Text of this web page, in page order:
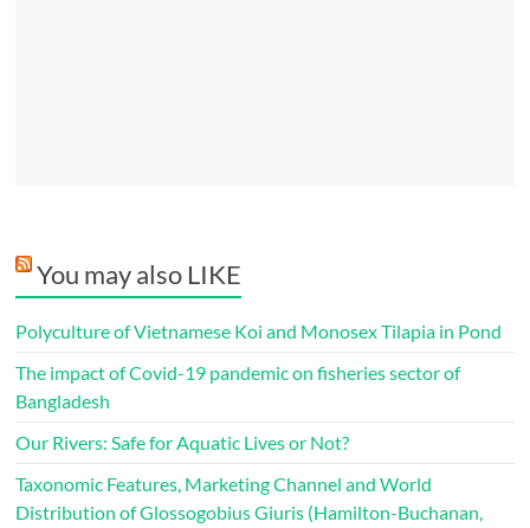
You may also LIKE
Polyculture of Vietnamese Koi and Monosex Tilapia in Pond
The impact of Covid-19 pandemic on fisheries sector of
Bangladesh
Our Rivers: Safe for Aquatic Lives or Not?
Taxonomic Features, Marketing Channel and World
Distribution of Glossogobius Giuris (Hamilton-Buchanan,